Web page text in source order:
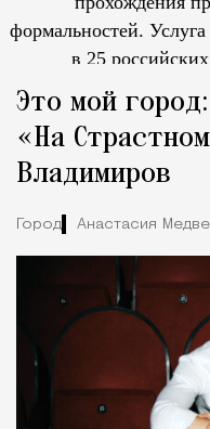
формальностей.
в 25
Это мой
«На
Владимиров
Город Анастасия